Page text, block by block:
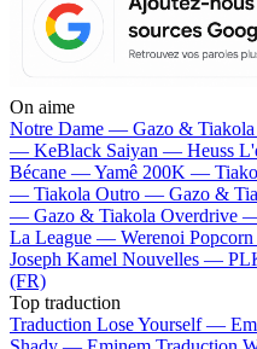
On aime
Notre Dame — Gazo & Tiakola
— KeBlack Saiyan — Heuss
Bécane —Yamê 200K —
— Tiakola Outro — Gazo &
— Gazo & Tiakola Overdrive
La League — Werenoi
Joseph Kamel Nouvelles —
(FR)
Top traduction
Traduction Lose Yourself —